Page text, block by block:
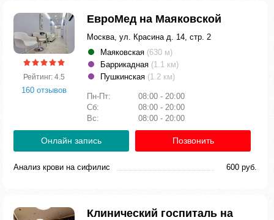
Рейтинг: 4.5
160 отзывов
ЕвроМед на Маяковской
Москва, ул. Красина д. 14, стр. 2
Маяковская (630 м)
Баррикадная (1.1 км)
Пушкинская (1.2 км)
Пн-Пт:
08:00 - 20:00
Сб:
08:00 - 20:00
Вс:
08:00 - 20:00
Онлайн запись Позвонить
Анализ крови на сифилис 600 руб.
Клинический госпиталь на